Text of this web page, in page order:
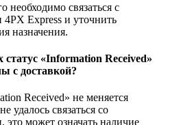
необходимо связаться с
Express и уточнить
назначения.
«Information Received»
с доставкой?
Received» не меняется
удалось связаться со
может означать наличие